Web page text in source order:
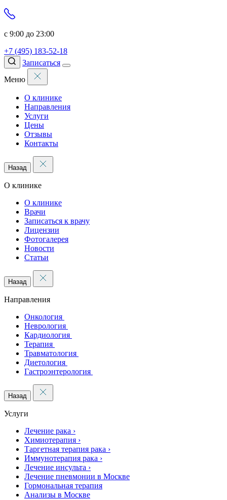
с 9:00 до 23:00
+7 (495) 183-52-18
Записаться
Меню
О клинике
Направления
Услуги
Цены
Отзывы
Контакты
Назад
О клинике
О клинике
Врачи
Записаться к врачу
Лицензии
Фотогалерея
Новости
Статьи
Назад
Направления
Онкология
Неврология
Кардиология
Терапия
Травматология
Диетология
Гастроэнтерология
Назад
Услуги
Лечение рака ›
Химиотерапия ›
Таргетная терапия рака ›
Иммунотерапия рака ›
Лечение инсульта ›
Лечение пневмонии в Москве
Гормональная терапия
Анализы в Москве